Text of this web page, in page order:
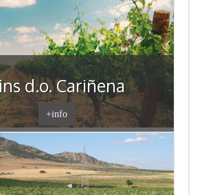
d.o. Cariñena
+info